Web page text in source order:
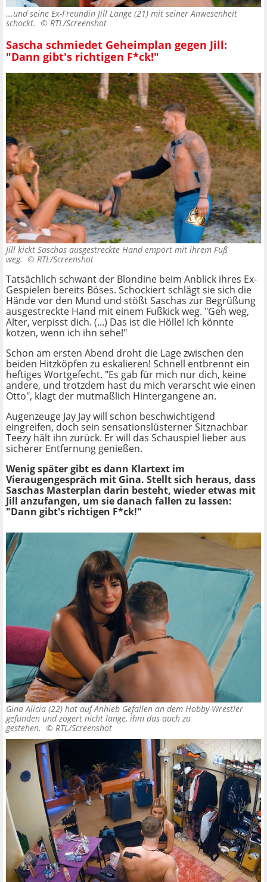
...und seine Ex-Freundin Jill Lange (21) mit seiner Anwesenheit
schockt. © RTL/Screenshot
Sascha schmiedet Geheimplan gegen Jill:
"Dann gibt's richtigen F*ck!"
Jill kickt Saschas ausgestreckte Hand empört mit ihrem Fuß
weg. © RTL/Screenshot
Tatsächlich schwant der Blondine beim Anblick ihres Ex-
Gespielen bereits Böses. Schockiert schlägt sie sich die
Hände vor den Mund und stößt Saschas zur Begrüßung
ausgestreckte Hand mit einem Fußkick weg. "Geh weg,
Alter, verpisst dich. (...) Das ist die Hölle! Ich könnte
kotzen, wenn ich ihn sehe!"
Schon am ersten Abend droht die Lage zwischen den
beiden Hitzköpfen zu eskalieren! Schnell entbrennt ein
heftiges Wortgefecht. "Es gab für mich nur dich, keine
andere, und trotzdem hast du mich verarscht wie einen
Otto", klagt der mutmaßlich Hintergangene an.
Augenzeuge Jay Jay will schon beschwichtigend
eingreifen, doch sein sensationslüsterner Sitznachbar
Teezy hält ihn zurück. Er will das Schauspiel lieber aus
sicherer Entfernung genießen.
Wenig später gibt es dann Klartext im
Vieraugengespräch mit Gina. Stellt sich heraus, dass
Saschas Masterplan darin besteht, wieder etwas mit
Jill anzufangen, um sie danach fallen zu lassen:
"Dann gibt's richtigen F*ck!"
Gina Alicia (22) hat auf Anhieb Gefallen an dem Hobby-Wrestler
gefunden und zögert nicht lange, ihm das auch zu
gestehen. © RTL/Screenshot